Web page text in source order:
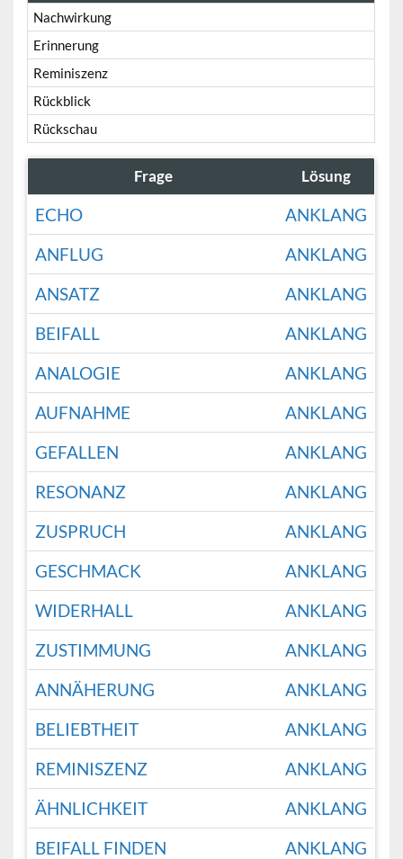
Nachwirkung
Erinnerung
Reminiszenz
Rückblick
Rückschau
Frage Lösung
ECHO
ANKLANG
ANFLUG
ANKLANG
ANSATZ
ANKLANG
BEIFALL
ANKLANG
ANALOGIE
ANKLANG
AUFNAHME
ANKLANG
GEFALLEN
ANKLANG
RESONANZ
ANKLANG
ZUSPRUCH
ANKLANG
GESCHMACK
ANKLANG
WIDERHALL
ANKLANG
ZUSTIMMUNG
ANKLANG
ANNÄHERUNG
ANKLANG
BELIEBTHEIT
ANKLANG
REMINISZENZ
ANKLANG
ÄHNLICHKEIT
ANKLANG
BEIFALL FINDEN
ANKLANG